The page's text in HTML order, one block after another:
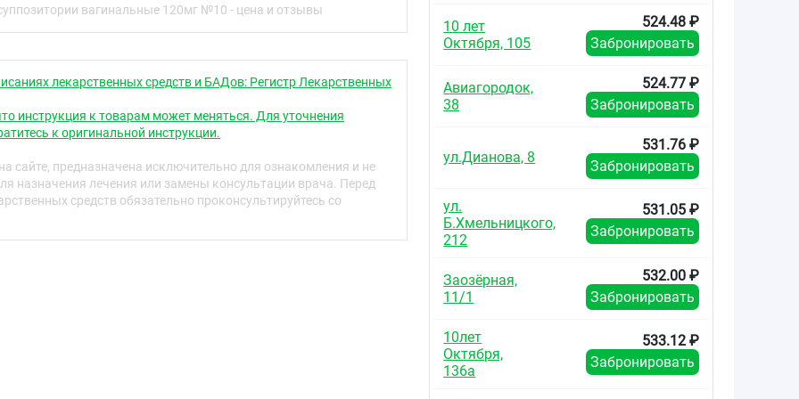
действие суппозитория наступает после его
не образуется пена.
ноноксинола у человека отсутствуют.
вагинальные 120мг №10 - цена и отзывы
лекарственных средств и БАДов: Регистр Лекарственных
инструкция к товарам может меняться. Для уточнения
к оригинальной инструкции.
сайте, предназначена исключительно для ознакомления и не
назначения лечения или замены консультации врача. Перед
средств обязательно проконсультируйтесь со
10 лет
Октября, 105
524.48 ₽
Забронировать
Авиагородок,
38
524.77 ₽
Забронировать
ул.Дианова, 8
531.76 ₽
Забронировать
ул.
Б.Хмельницкого,
212
531.05 ₽
Забронировать
Заозёрная,
11/1
532.00 ₽
Забронировать
10лет
Октября,
136а
533.12 ₽
Забронировать